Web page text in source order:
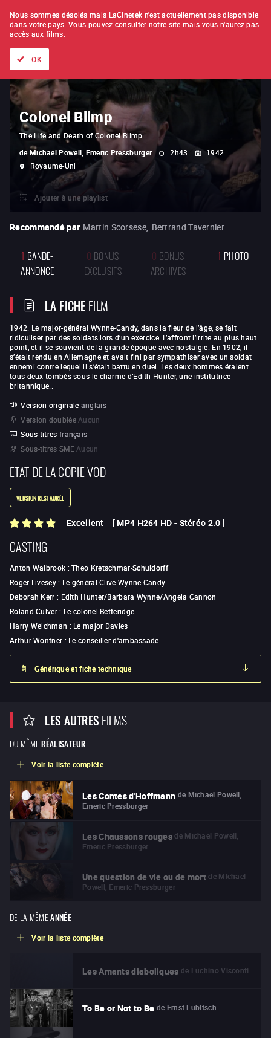
À L'UNITÉ ABONNEMENT
Colonel Blimp
The Life and Death of Colonel Blimp
de Michael Powell, Emeric Pressburger 2h43
1942
Royaume-Uni
Ajouter à une playlist
Recommandé par Martin Scorsese, Bertrand Tavernier
1 BANDE-
ANNONCE
0 BONUS
EXCLUSIFS
0 BONUS
ARCHIVES
1 PHOTO
LA FICHEFILM
1942. Le major-général Wynne-Candy, dans la fleur de l’âge, se fait
ridiculiser par des soldats lors d’un exercice. L’affront l’irrite au plus haut
point, et il se souvient de la grande époque avec nostalgie. En 1902, il
s’était rendu en Allemagne et avait fini par sympathiser avec un soldat
ennemi contre lequel il s’était battu en duel. Les deux hommes étaient
tous deux tombés sous le charme d’Edith Hunter, une institutrice
britannique..
Version originale anglais
Version doublée Aucun
Sous-titres français
Sous-titres SME Aucun
ETAT DE LA COPIE VOD
VERSION RESTAURÉE
Excellent [ MP4 H264 HD - Stéréo 2.0 ]
CASTING
Anton Walbrook :Theo Kretschmar-Schuldorff
Roger Livesey: Le général Clive Wynne-Candy
Deborah Kerr : Edith Hunter/Barbara Wynne/Angela Cannon
Roland Culver: Le colonel Betteridge
Harry Welchman : Le major Davies
Arthur Wontner : Le conseiller d'ambassade
Générique et fiche technique
LES AUTRESFILMS
DU MÊME RÉALISATEUR
Voir la liste complète
Les Contes d'Hoffmann de Michael Powell,
Emeric Pressburger
Les Chaussons rouges de Michael Powell,
Emeric Pressburger
Une question de vie ou de mort de Michael
Powell, Emeric Pressburger
DE LA MÊME ANNÉE
Voir la liste complète
Les Amants diaboliques de Luchino Visconti
To Be or Not to Be de Ernst Lubitsch
Nous sommes désolés mais LaCinetek n'est actuellement pas disponible
dans votre pays. Vous pouvez consulter notre site mais vous n'aurez pas
accès aux films.
OK